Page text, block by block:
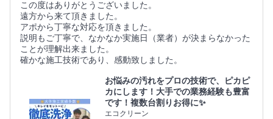
この度はありがとうございました。
遠方から来て頂きました。
アポから丁寧な対応を頂きました。
説明もご丁寧で、なかなか実施日（業者）が決まらなかった
ことが理解出来ました。
確かな施工技術であり、感動致しました。
お悩みの汚れをプロの技術で、ピカピ
カにします！大手での業務経験も豊富
です！複数台割りお得に✨
エコクリーン